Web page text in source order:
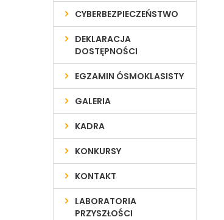
CYBERBEZPIECZEŃSTWO
DEKLARACJA
DOSTĘPNOŚCI
EGZAMIN ÓSMOKLASISTY
GALERIA
KADRA
KONKURSY
KONTAKT
LABORATORIA
PRZYSZŁOŚCI